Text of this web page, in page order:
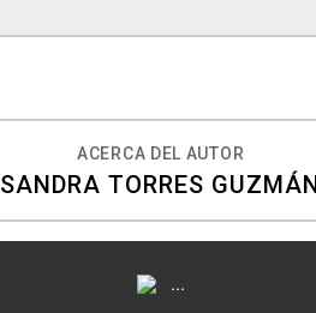
ACERCA DEL AUTOR
SANDRA TORRES GUZMÁN
...